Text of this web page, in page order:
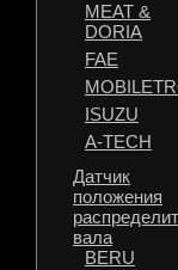
MEAT &
DORIA
FAE
ISUZU
A-TECH
Датчик
положения
вала
BERU